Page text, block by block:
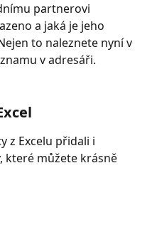
partnerovi
a jaká je jeho
to naleznete nyní v
v adresáři.
z Excelu přidali i
které můžete krásně